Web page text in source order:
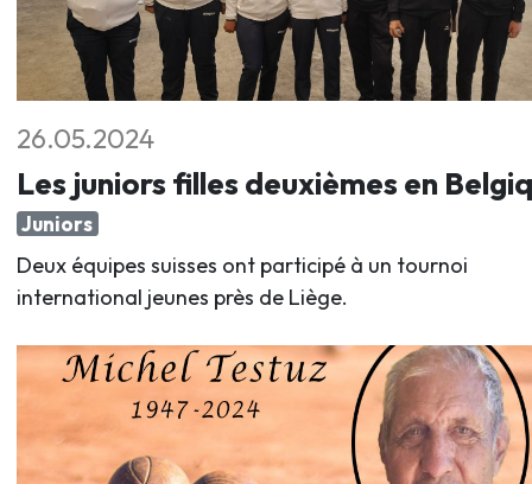
26.05.2024
Les juniors filles deuxièmes en
Juniors
Deux équipes suisses ont participé à un tournoi
international jeunes près de Liège.